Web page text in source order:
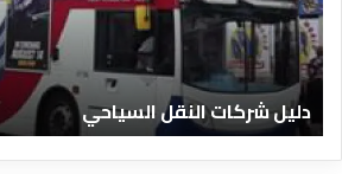
ل
ف
ن
ق
ا
دليل الفنادق المصرية